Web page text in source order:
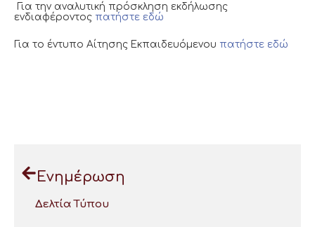
Για την αναλυτική πρόσκληση εκδήλωσης
ενδιαφέροντος πατήστε εδώ
Για το έντυπο Αίτησης Εκπαιδευόμενου πατήστε εδώ
Ενημέρωση
Δελτία Τύπου